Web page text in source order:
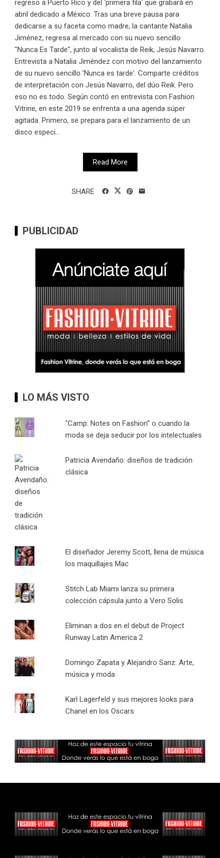
regreso a Puerto Rico y del 'primera fila' que grabará en
abril dedicado a México. Tras una breve pausa para
dedicarse a su faceta como madre, la cantante Natalia
Jiménez, regresa al mercado con su nuevo sencillo
"Nunca Es Tarde", junto al vocalista de Reik, Jesús Navarro.
Entrevista a Natalia Jiméndez con motivo del lanzamiento
de su nuevo sencillo 'Nunca es tarde'. Comparte créditos
de interpretación con Jesús Navarro, del dúo Reik. Pero
eso no es todo. Según contó en entrevista con Fashion
Vitrine, en este 2019 se enfrenta a una agenda súper
agitada. Primero, se prepara para el lanzamiento de un
disco especi...
Read More
SHARE
PUBLICIDAD
LO MÁS VISTO
"Camp: Notes on Fashion" o cuando la
moda se deja seducir por los intelectuales
Patricia Avendaño: diseños de tradición
clásica
El diseñador Jeremy Scott, llena de música
los maquillajes Mac
Stitch Lab Miami lanza su primera
colección cápsula junto a Vero Solis
Eliminan a dos en el debut de Project
Runway Latin America 2
Domingo Zapata y Alejandro Sanz: Arte,
música y moda
Karl Lagerfeld y sus mejores looks para
Chanel en los Oscars